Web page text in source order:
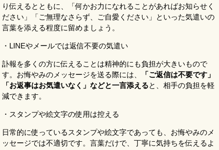
り伝えるとともに、「何かお力になれることがあればお知らせく
ださい」「ご無理なさらず、ご自愛ください」といった気遣いの
言葉を添える程度に留めましょう。
・LINEやメールでは返信不要の気遣い
訃報を多くの方に伝えることは精神的にも負担が大きいもので
す。お悔やみのメッセージを送る際には、
「ご返信は不要です」
「お返事はお気遣いなく」などと一言添えると、相手の負担を軽
減できます。
・スタンプや絵文字の使用は控える
日常的に使っているスタンプや絵文字であっても、お悔やみのメ
ッセージでは不適切です。言葉だけで、丁寧に気持ちを伝えるよ